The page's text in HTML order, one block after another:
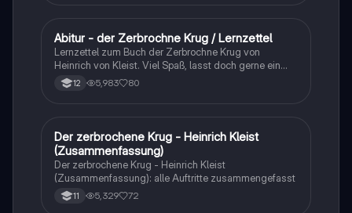
Studierende der Literaturwissenschaft.
Deutsch
Abitur - der Zerbrochne Krug / Lernzettel
Lernzettel zum Buch der Zerbrochne Krug von
Heinrich von Kleist. Viel Spaß, lasst doch gerne ein
Like da wenn es dir gefällt oder hilft.
12 5,983 80
Deutsch
Der zerbrochene Krug - Heinrich Kleist
(Zusammenfassung)
Der zerbrochene Krug - Heinrich Kleist
(Zusammenfassung): alle Auftritte zusammengefasst
11 5,329 72